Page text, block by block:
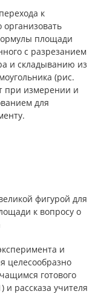
к
площади
с разрезанием
и складыванию из
(рис.
при измерении и
для
фигурой для
к вопросу о
и
целесообразно
готового
и рассказа учителя